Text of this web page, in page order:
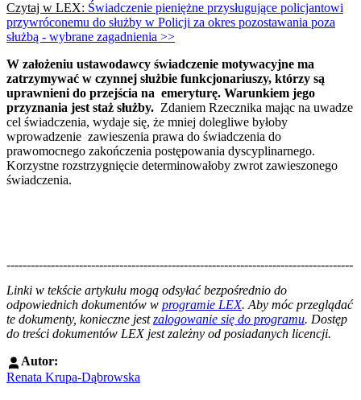
Czytaj w LEX: Świadczenie pieniężne przysługujące policjantowi
przywróconemu do służby w Policji za okres pozostawania poza
służbą - wybrane zagadnienia >>
W założeniu ustawodawcy świadczenie motywacyjne ma
zatrzymywać w czynnej służbie funkcjonariuszy, którzy są
uprawnieni do przejścia na emeryturę. Warunkiem jego
przyznania jest staż służby. Zdaniem Rzecznika mając na uwadze
cel świadczenia, wydaje się, że mniej dolegliwe byłoby
wprowadzenie zawieszenia prawa do świadczenia do
prawomocnego zakończenia postępowania dyscyplinarnego.
Korzystne rozstrzygnięcie determinowałoby zwrot zawieszonego
świadczenia.
--------------------------------------------------------------------------------------
Linki w tekście artykułu mogą odsyłać bezpośrednio do
odpowiednich dokumentów w programie LEX. Aby móc przeglądać
te dokumenty, konieczne jestzalogowanie się do programu. Dostęp
do treści dokumentów LEX jest zależny od posiadanych licencji.
Autor:
Renata Krupa-Dąbrowska